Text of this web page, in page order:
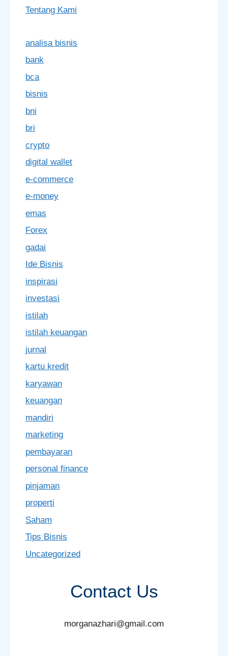
Tentang Kami
analisa bisnis
bank
bca
bisnis
bni
bri
crypto
digital wallet
e-commerce
e-money
emas
Forex
gadai
Ide Bisnis
inspirasi
investasi
istilah
istilah keuangan
jurnal
kartu kredit
karyawan
keuangan
mandiri
marketing
pembayaran
personal finance
pinjaman
properti
Saham
Tips Bisnis
Uncategorized
Contact Us
morganazhari@gmail.com